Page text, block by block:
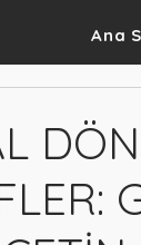
Ana